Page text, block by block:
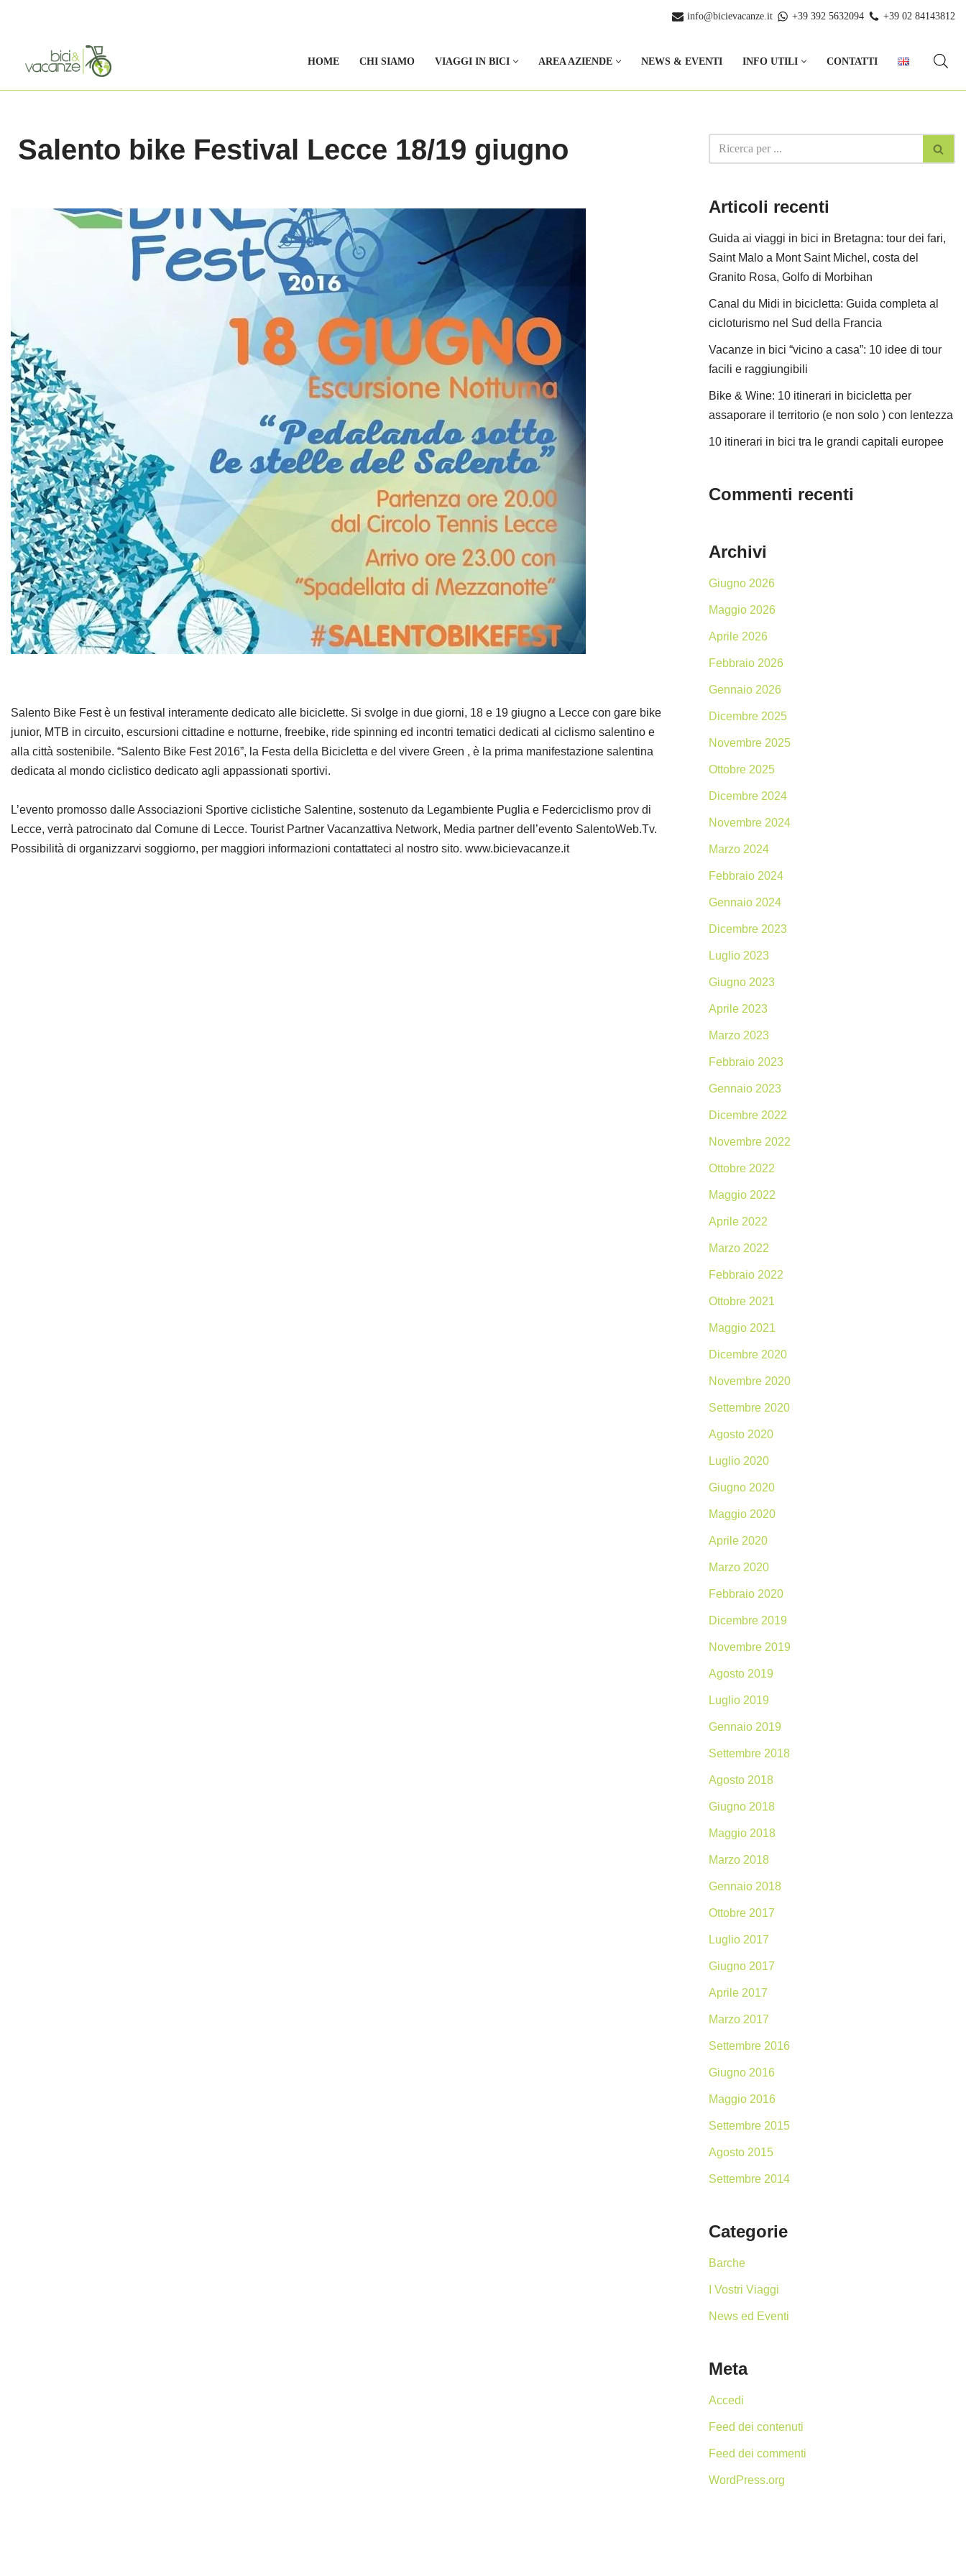
info@bicievacanze.it +39 392 5632094 +39 02 84143812
HOME CHI SIAMO VIAGGI IN BICI AREA AZIENDE NEWS & EVENTI INFO UTILI CONTATTI
Salento bike Festival Lecce 18/19 giugno
Salento Bike Fest è un festival interamente dedicato alle biciclette. Si svolge in due giorni, 18 e 19 giugno a Lecce con gare bike
junior, MTB in circuito, escursioni cittadine e notturne, freebike, ride spinning ed incontri tematici dedicati al ciclismo salentino e
alla città sostenibile. “Salento Bike Fest 2016”, la Festa della Bicicletta e del vivere Green , è la prima manifestazione salentina
dedicata al mondo ciclistico dedicato agli appassionati sportivi.
L’evento promosso dalle Associazioni Sportive ciclistiche Salentine, sostenuto da Legambiente Puglia e Federciclismo prov di
Lecce, verrà patrocinato dal Comune di Lecce. Tourist Partner Vacanzattiva Network, Media partner dell’evento SalentoWeb.Tv.
Possibilità di organizzarvi soggiorno, per maggiori informazioni contattateci al nostro sito. www.bicievacanze.it
Articoli recenti
Guida ai viaggi in bici in Bretagna: tour dei fari,
Saint Malo a Mont Saint Michel, costa del
Granito Rosa, Golfo di Morbihan
Canal du Midi in bicicletta: Guida completa al
cicloturismo nel Sud della Francia
Vacanze in bici “vicino a casa”: 10 idee di tour
facili e raggiungibili
Bike & Wine: 10 itinerari in bicicletta per
assaporare il territorio (e non solo ) con lentezza
10 itinerari in bici tra le grandi capitali europee
Commenti recenti
Archivi
Giugno 2026
Maggio 2026
Aprile 2026
Febbraio 2026
Gennaio 2026
Dicembre 2025
Novembre 2025
Ottobre 2025
Dicembre 2024
Novembre 2024
Marzo 2024
Febbraio 2024
Gennaio 2024
Dicembre 2023
Luglio 2023
Giugno 2023
Aprile 2023
Marzo 2023
Febbraio 2023
Gennaio 2023
Dicembre 2022
Novembre 2022
Ottobre 2022
Maggio 2022
Aprile 2022
Marzo 2022
Febbraio 2022
Ottobre 2021
Maggio 2021
Dicembre 2020
Novembre 2020
Settembre 2020
Agosto 2020
Luglio 2020
Giugno 2020
Maggio 2020
Aprile 2020
Marzo 2020
Febbraio 2020
Dicembre 2019
Novembre 2019
Agosto 2019
Luglio 2019
Gennaio 2019
Settembre 2018
Agosto 2018
Giugno 2018
Maggio 2018
Marzo 2018
Gennaio 2018
Ottobre 2017
Luglio 2017
Giugno 2017
Aprile 2017
Marzo 2017
Settembre 2016
Giugno 2016
Maggio 2016
Settembre 2015
Agosto 2015
Settembre 2014
Categorie
Barche
I Vostri Viaggi
News ed Eventi
Meta
Accedi
Feed dei contenuti
Feed dei commenti
WordPress.org